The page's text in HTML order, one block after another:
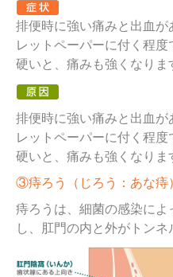
排便時に強い痛みと出血が
レットペーパーに付く程
硬いと、痛みも強くなりま
排便時に強い痛みと出血が
レットペーパーに付く程
硬いと、痛みも強くなりま
③痔ろう（じろう：あな痔
痔ろうは、細菌の感染によ
し、肛門の内と外がトンネ